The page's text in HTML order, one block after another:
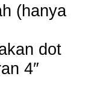
(hanya
dot
4″